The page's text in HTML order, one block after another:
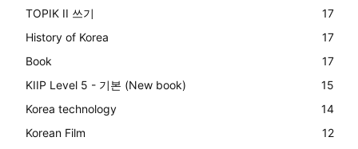
TOPIK II 쓰기
17
History of Korea
17
Book
17
KIIP Level 5 - 기본 (New book)
15
Korea technology
14
Korean Film
12